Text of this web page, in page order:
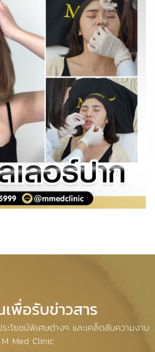
ลเลอร์
ละเอียด
ลเลอร์
เพื่อรับข่าวสาร
ะโยชน์พิเศษต่างๆ และเคล็ดลับความงาม
Med Clinic